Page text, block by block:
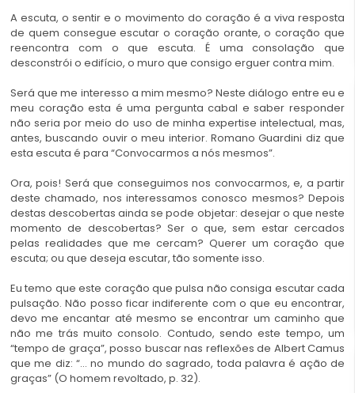
A escuta, o sentir e o movimento do coração é a viva resposta
de quem consegue escutar o coração orante, o coração que
reencontra com o que escuta. É uma consolação que
desconstrói o edifício, o muro que consigo erguer contra mim.
Será que me interesso a mim mesmo? Neste diálogo entre eu e
meu coração esta é uma pergunta cabal e saber responder
não seria por meio do uso de minha expertise intelectual, mas,
antes, buscando ouvir o meu interior. Romano Guardini diz que
esta escuta é para “Convocarmos a nós mesmos”.
Ora, pois! Será que conseguimos nos convocarmos, e, a partir
deste chamado, nos interessamos conosco mesmos? Depois
destas descobertas ainda se pode objetar: desejar o que neste
momento de descobertas? Ser o que, sem estar cercados
pelas realidades que me cercam? Querer um coração que
escuta; ou que deseja escutar, tão somente isso.
Eu temo que este coração que pulsa não consiga escutar cada
pulsação. Não posso ficar indiferente com o que eu encontrar,
devo me encantar até mesmo se encontrar um caminho que
não me trás muito consolo. Contudo, sendo este tempo, um
“tempo de graça”, posso buscar nas reflexões de Albert Camus
que me diz: “… no mundo do sagrado, toda palavra é ação de
graças” (O homem revoltado, p. 32).